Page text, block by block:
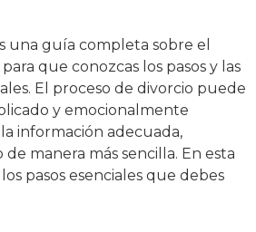
una guía completa sobre el
que conozcas los pasos y las
El proceso de divorcio puede
y emocionalmente
información adecuada,
manera más sencilla. En esta
pasos esenciales que debes